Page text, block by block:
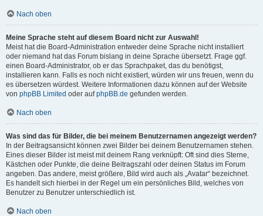
Nach oben
Meine Sprache steht auf diesem Board nicht zur Auswahl!
Meist hat die Board-Administration entweder deine Sprache nicht installiert
oder niemand hat das Forum bislang in deine Sprache übersetzt. Frage ggf.
einen Board-Administrator, ob er das Sprachpaket, das du benötigst,
installieren kann. Falls es noch nicht existiert, würden wir uns freuen, wenn du
es übersetzen würdest. Weitere Informationen dazu können auf der Website
von phpBB Limited oder aufphpBB.de gefunden werden.
Nach oben
Was sind das für Bilder, die bei meinem Benutzernamen angezeigt werden?
In der Beitragsansicht können zwei Bilder bei deinem Benutzernamen stehen.
Eines dieser Bilder ist meist mit deinem Rang verknüpft: Oft sind dies Sterne,
Kästchen oder Punkte, die deine Beitragszahl oder deinen Status im Forum
angeben. Das andere, meist größere, Bild wird auch als „Avatar“ bezeichnet.
Es handelt sich hierbei in der Regel um ein persönliches Bild, welches von
Benutzer zu Benutzer unterschiedlich ist.
Nach oben